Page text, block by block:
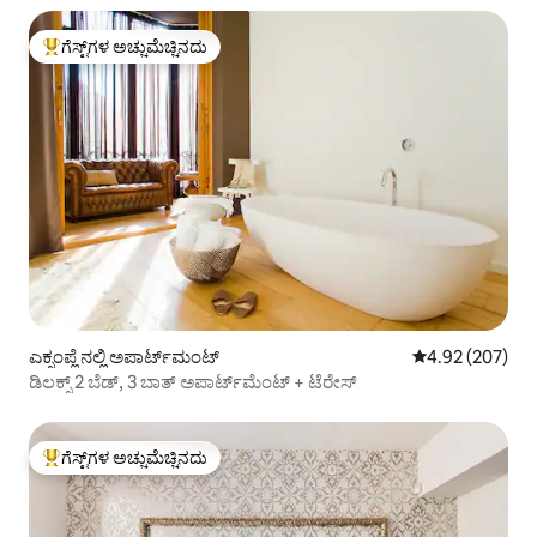
ಗೆಸ್ಟ್‌ಗಳಿಗೆ ಅತಿ ಹೆಚ್ಚು ಅಚ್ಚುಮೆಚ್ಚಿನದು
ಗೆಸ್ಟ್‌ಗಳ ಅಚ್ಚುಮೆಚ್ಚಿನದು
ಎಕ್ಸಂಪ್ಲೆ ನಲ್ಲಿ ಅಪಾರ್ಟ್‌ಮಂಟ್ 5 ರಲ್ಲಿ 4.92
4.92 (207)
ಡಿಲಕ್ಸ್ 2 ಬೆಡ್, 3 ಬಾತ್ ಅಪಾರ್ಟ್‌ಮೆಂಟ್ + ಟೆರೇಸ್
ಗೆಸ್ಟ್‌ಗಳಿಗೆ ಅತಿ ಹೆಚ್ಚು ಅಚ್ಚುಮೆಚ್ಚಿನದು
ಗೆಸ್ಟ್‌ಗಳ ಅಚ್ಚುಮೆಚ್ಚಿನದು